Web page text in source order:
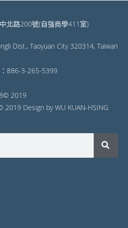
北路200號(自強商學411室)
Dist., Taoyuan City 320314, Taiwan
886-3-265-5399
2019
Design by WU KUAN-HSING